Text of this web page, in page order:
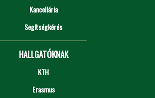
Kancellária
Segítségkérés
HALLGATÓKNAK
KTH
Erasmus